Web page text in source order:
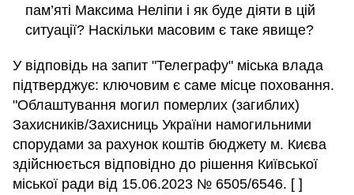
пам’яті Максима Неліпи і як буде діяти в цій
ситуації? Наскільки масовим є таке явище?
У відповідь на запит "Телеграфу" міська влада
підтверджує: ключовим є саме місце поховання.
"Облаштування могил померлих (загиблих)
Захисників/Захисниць України намогильними
спорудами за рахунок коштів бюджету м. Києва
здійснюється відповідно до рішення Київської
міської ради від 15.06.2023 № 6505/6546. [ ]